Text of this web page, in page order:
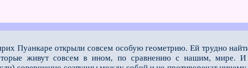
Пуанкаре открыли совсем особую геометрию. Ей трудно
живут совсем в ином, по сравнению с нашим, мире. И